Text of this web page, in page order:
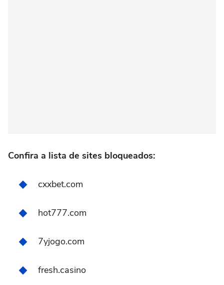
Confira a lista de sites bloqueados:
cxxbet.com
hot777.com
7yjogo.com
fresh.casino